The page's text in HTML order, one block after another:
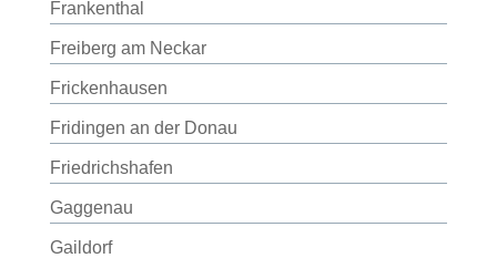
Frankenthal
Freiberg am Neckar
Frickenhausen
Fridingen an der Donau
Friedrichshafen
Gaggenau
Gaildorf